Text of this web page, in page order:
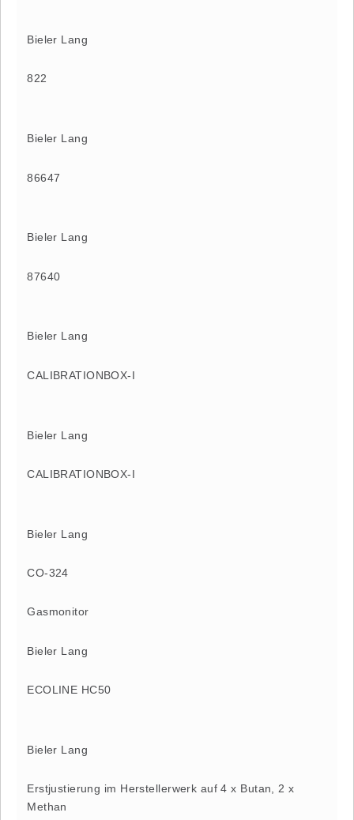
Bieler Lang
822
Bieler Lang
86647
Bieler Lang
87640
Bieler Lang
CALIBRATIONBOX-I
Bieler Lang
CALIBRATIONBOX-I
Bieler Lang
CO-324
Gasmonitor
Bieler Lang
ECOLINE HC50
Bieler Lang
Erstjustierung im Herstellerwerk auf 4 x Butan, 2 x
Methan